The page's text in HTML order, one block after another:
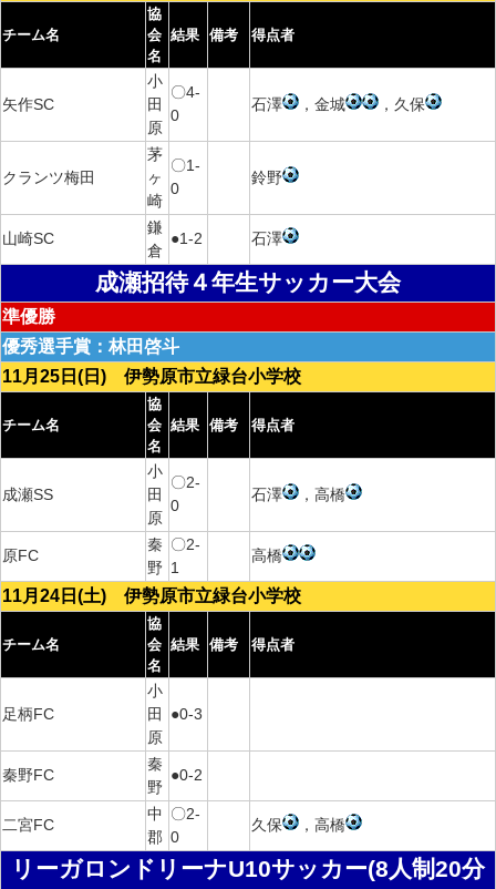
チーム名
協
会
名
結果 備考 得点者
矢作SC
小
田
原
〇4-
0
石澤 ，金城 ，久保
クランツ梅田
茅
ヶ
崎
〇1-
0
鈴野
山崎SC
鎌
倉
●1-2 石澤
成瀬招待４年生サッカー大会
準優勝
優秀選手賞：林田啓斗
11月25日(日) 伊勢原市立緑台小学校
チーム名
協
会
名
結果 備考 得点者
成瀬SS
小
田
原
〇2-
0
石澤 ，高橋
原FC
秦
野
〇2-
1
高橋
11月24日(土) 伊勢原市立緑台小学校
チーム名
協
会
名
結果 備考 得点者
足柄FC
小
田
原
●0-3
秦野FC
秦
野
●0-2
二宮FC
中
郡
〇2-
0
久保 ，高橋
リーガロンドリーナU10サッカー(8人制20分